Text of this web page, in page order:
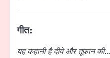
गीत:
यह कहानी है दीवे और तूफ़ान की…